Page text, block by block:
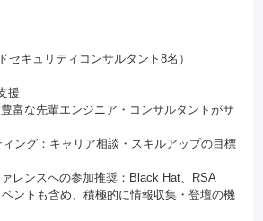
セキュリティコンサルタント8名）
援
富な先輩エンジニア・コンサルタントがサ
ィング：キャリア相談・スキルアップの目標
レンスへの参加推奨：Black Hat、RSA
ントも含め、積極的に情報収集・登壇の機